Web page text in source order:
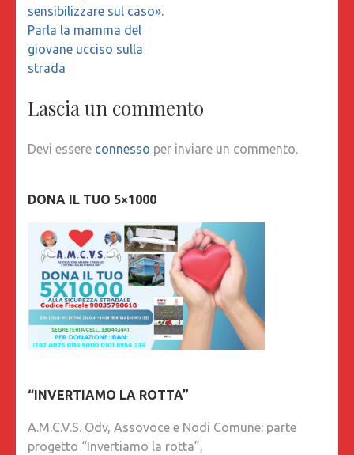
sensibilizzare sul caso».
Parla la mamma del
giovane ucciso sulla
strada
Lascia un commento
Devi essere connesso per inviare un commento.
DONA IL TUO 5×1000
“INVERTIAMO LA ROTTA”
A.M.C.V.S. Odv, Assovoce e Nodi Comune: parte
progetto “Invertiamo la rotta”,